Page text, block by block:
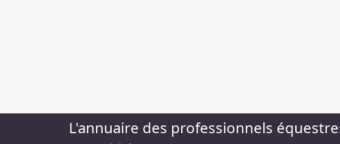
L'annuaire des professionnels